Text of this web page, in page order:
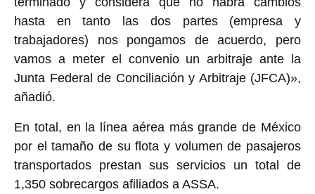
hasta en tanto las dos partes (empresa y
trabajadores) nos pongamos de acuerdo, pero
vamos a meter el convenio un arbitraje ante la
Junta Federal de Conciliación y Arbitraje (JFCA)»,
añadió.
En total, en la línea aérea más grande de México
por el tamaño de su flota y volumen de pasajeros
transportados prestan sus servicios un total de
1,350 sobrecargos afiliados a ASSA.